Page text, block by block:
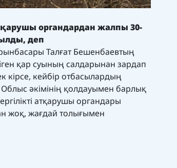
органдардан жалпы 30-
деп
Талғат Бешенбаевтың
қар суының салдарынан зардап
кірсе, кейбір отбасылардың
әкімінің қолдауымен барлық
атқарушы органдары
жоқ, жағдай толығымен